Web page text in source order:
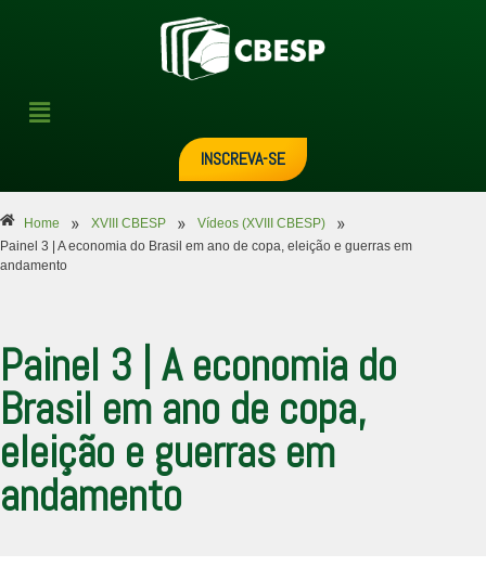
INSCREVA-SE
Home » XVIII CBESP » Vídeos (XVIII CBESP) »
Painel 3 | A economia do Brasil em ano de copa, eleição e guerras em
andamento
Painel 3 | A economia do
Brasil em ano de copa,
eleição e guerras em
andamento